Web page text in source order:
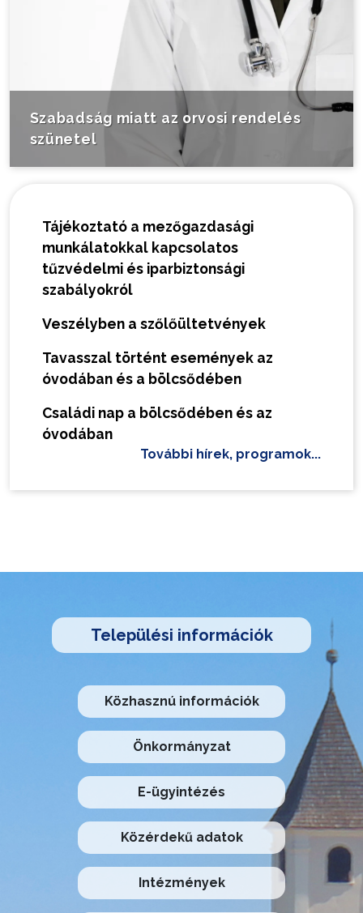
Szabadság miatt az orvosi rendelés
szünetel
Tájékoztató a mezőgazdasági
munkálatokkal kapcsolatos
tűzvédelmi és iparbiztonsági
szabályokról
Veszélyben a szőlőültetvények
Tavasszal történt események az
óvodában és a bölcsődében
Családi nap a bölcsődében és az
óvodában
További hírek, programok...
Települési információk
Közhasznú információk
Önkormányzat
E-ügyintézés
Közérdekű adatok
Intézmények